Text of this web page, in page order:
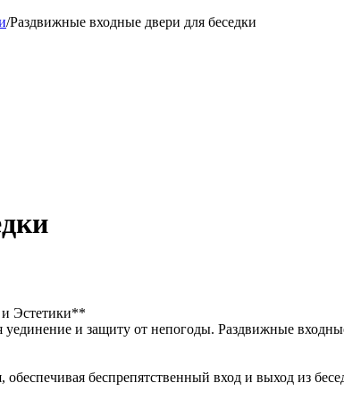
/Раздвижные входные двери для беседки
Эстетики**
уединение и защиту от непогоды. Раздвижные
беспрепятственный вход и выход из